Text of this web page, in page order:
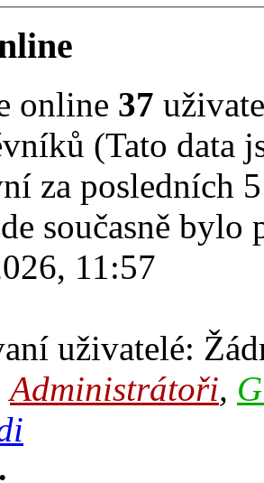
online 37
(Tato data
za posledních
současně
11:57
uživatelé:
Administrátoři,